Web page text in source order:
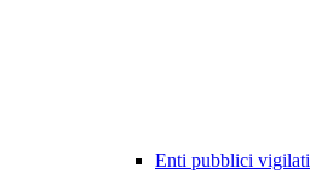
Enti pubblici vigilati